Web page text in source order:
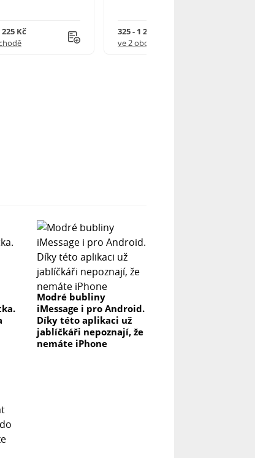
225 Kč
325 - 1 245 Kč
ve 2 obchodech
Modré bubliny
iMessage i pro Android.
Díky této aplikaci už
jablíčkáři nepoznají, že
nemáte iPhone